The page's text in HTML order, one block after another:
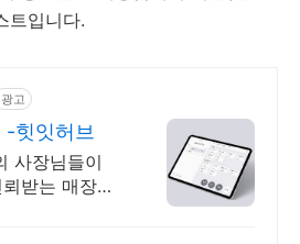
트입니다.
광고
-힛잇허브
사장님들이
받는 매장관